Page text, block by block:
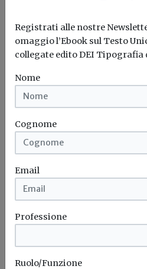
Bonus
spunta il nuovo
rendere la casa più
Il governo ha allo studio
bonus elettrodomestici, che...
Potrebbe interessarti
Libri
Sistemi a cappotto e
termografiche:
ANIT
Il potenziarsi dei bonus edilizi, a
Registrati alle nostre
omaggio l’Ebook sul Testo
collegate edito DEI Tipografia
Nome
Cognome
Email
Professione
Ruolo/Funzione